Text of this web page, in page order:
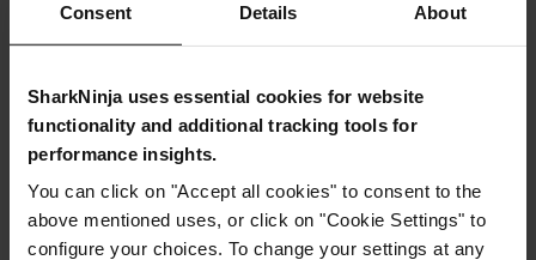
Consent Details About
SharkNinja uses essential cookies for website
functionality and additional tracking tools for
performance insights.
You can click on "Accept all cookies" to consent to the
above mentioned uses, or click on "Cookie Settings" to
configure your choices. To change your settings at any
Four à pizza électrique
d’extérieur, avec fonction Air
Fryer Ninja Artisan
Modèle: MO201EU
4.7 (228)
Air Fryer modulaire en verre Ninja
CRISPi
4.3 (1071)